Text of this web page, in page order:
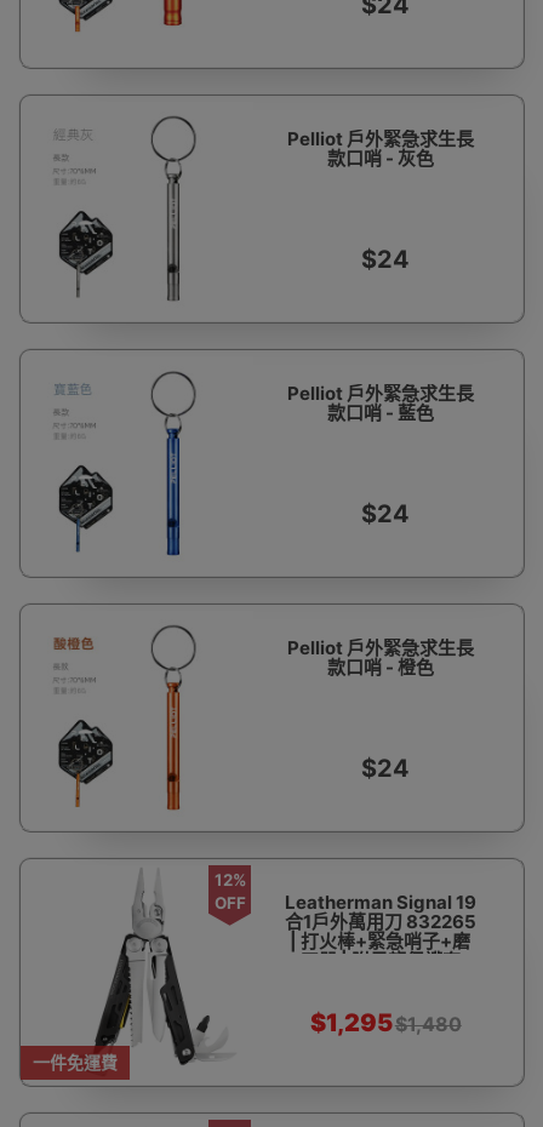
Pelliot 戶外緊急求生長
款口哨 - 灰色
$24
Pelliot 戶外緊急求生長
款口哨 - 藍色
$24
Pelliot 戶外緊急求生長
款口哨 - 橙色
$24
一件免運費
12%
OFF
Leatherman Signal 19
合1戶外萬用刀 832265
| 打火棒+緊急哨子+磨
刀器 | 附尼龍保護套
$1,295$1,480